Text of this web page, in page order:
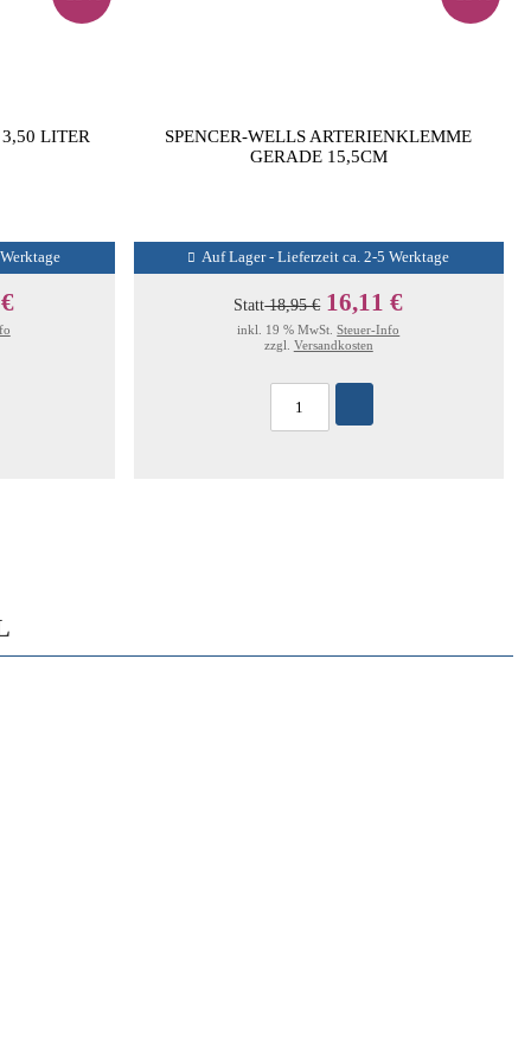
LITER
SPENCER-WELLS ARTERIENKLEMME
GERADE 15,5CM
Auf Lager - Lieferzeit ca. 2-5 Werktage
Statt18,95 € 16,11 €
inkl. 19 % MwSt.Steuer-Info
zzgl. Versandkosten